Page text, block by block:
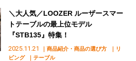
2025.11.21 ｜商品紹介・商品の選び方
｜リ
ビング
｜テーブル
＼大人気／LOOZER ルーザースマー
トテーブルの最上位モデル
『STB135』特集！